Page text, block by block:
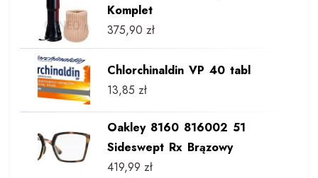
Komplet
375,90 zł
Chlorchinaldin VP 40 tabl
13,85 zł
Oakley 8160 816002 51
Sideswept Rx Brązowy
419,99 zł